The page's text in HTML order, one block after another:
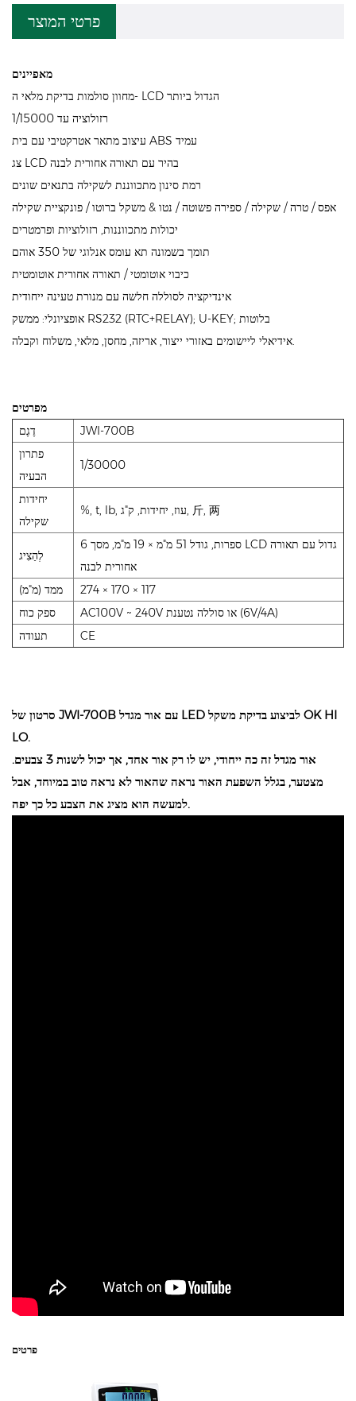
פרטי המוצר
מאפיינים
מחוון סולמות בדיקת מלאי ה- LCD הגדול ביותר
רזולוציה עד 1/15000
עיצוב מתאר אטרקטיבי עם בית ABS עמיד
צג LCD בהיר עם תאורה אחורית לבנה
רמת סינון מתכווננת לשקילה בתנאים שונים
אפס / טרה / שקילה / ספירה פשוטה / נטו & משקל ברוטו / פונקציית שקילה
יכולות מתכווננות, רזולוציות ופרמטרים
תומך בשמונה תא עומס אנלוגי של 350 אוהם
כיבוי אוטומטי / תאורה אחורית אוטומטית
אינדיקציה לסוללה חלשה עם מנורת טעינה ייחודית
אופציונלי: ממשק RS232 (RTC+RELAY); U-KEY; בלוטות
אידיאלי ליישומים באזורי ייצור, אריזה, מחסן, מלאי, משלוח וקבלה.
מפרטים
דֶגֶם
JWI-700B
פתרון
הבעיה
1/30000
יחידות
שקילה
%, t, lb, עוז, יחידות, ק"ג, 斤, 两
לְהַצִיג
6 ספרות, גודל 51 מ"מ × 19 מ"מ, מסך LCD גדול עם תאורה
אחורית לבנה
ממד (מ"מ)
274 × 170 × 117
ספק כוח
AC100V ~ 240V או סוללה נטענת (6V/4A)
תעודה
CE
סרטון של JWI-700B עם אור מגדל LED לביצוע בדיקת משקל OK HI
LO.
אור מגדל זה כה ייחודי, יש לו רק אור אחד, אך יכול לשנות 3 צבעים.
מצטער, בגלל השפעת האור נראה שהאור לא נראה טוב במיוחד, אבל
למעשה הוא מציג את הצבע כל כך יפה.
פרטים